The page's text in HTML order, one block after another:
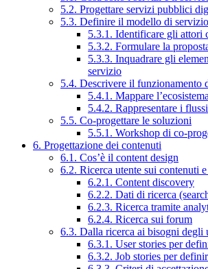
5.2. Progettare servizi pubblici
5.3. Definire il modello di servizio
5.3.1. Identificare gli attori
5.3.2. Formulare la
5.3.3. Inquadrare gli
servizio
5.4. Descrivere il funzionamento
5.4.1. Mappare l’ecosistema
5.4.2. Rappresentare i
5.5. Co-progettare le soluzioni
5.5.1. Workshop di co-
6. Progettazione dei contenuti
6.1. Cos’è il content design
6.2. Ricerca utente sui contenuti
6.2.1. Content discovery
6.2.2. Dati di ricerca
6.2.3. Ricerca tramite
6.2.4. Ricerca sui forum
6.3. Dalla ricerca ai bisogni degli
6.3.1. User stories per
6.3.2. Job stories per